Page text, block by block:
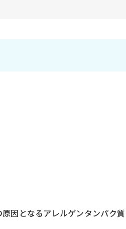
因となるアレルゲンタンパク